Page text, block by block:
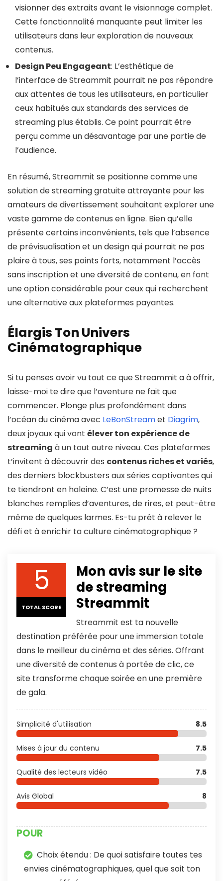
visionner des extraits avant le visionnage complet.
Cette fonctionnalité manquante peut limiter les
utilisateurs dans leur exploration de nouveaux
contenus.
Design Peu Engageant: L’esthétique de
l’interface de Streammit pourrait ne pas répondre
aux attentes de tous les utilisateurs, en particulier
ceux habitués aux standards des services de
streaming plus établis. Ce point pourrait être
perçu comme un désavantage par une partie de
l’audience.
En résumé, Streammit se positionne comme une
solution de streaming gratuite attrayante pour les
amateurs de divertissement souhaitant explorer une
vaste gamme de contenus en ligne. Bien qu’elle
présente certains inconvénients, tels que l’absence
de prévisualisation et un design qui pourrait ne pas
plaire à tous, ses points forts, notamment l’accès
sans inscription et une diversité de contenu, en font
une option considérable pour ceux qui recherchent
une alternative aux plateformes payantes.
Élargis Ton Univers
Cinématographique
Si tu penses avoir vu tout ce que Streammit a à offrir,
laisse-moi te dire que l’aventure ne fait que
commencer. Plonge plus profondément dans
l’océan du cinéma avec LeBonStreamet Diagrim,
deux joyaux qui vont élever ton expérience de
streaming à un tout autre niveau. Ces plateformes
t’invitent à découvrir des contenus riches et variés,
des derniers blockbusters aux séries captivantes qui
te tiendront en haleine. C’est une promesse de nuits
blanches remplies d’aventures, de rires, et peut-être
même de quelques larmes. Es-tu prêt à relever le
défi et à enrichir ta culture cinématographique ?
5
TOTAL SCORE
Mon avis sur le site
de streaming
Streammit
Streammit est ta nouvelle
destination préférée pour une immersion totale
dans le meilleur du cinéma et des séries. Offrant
une diversité de contenus à portée de clic, ce
site transforme chaque soirée en une première
de gala.
Simplicité d'utilisation 8.5
Mises à jour du contenu 7.5
Qualité des lecteurs vidéo 7.5
Avis Global 8
POUR
Choix étendu : De quoi satisfaire toutes tes
envies cinématographiques, quel que soit ton